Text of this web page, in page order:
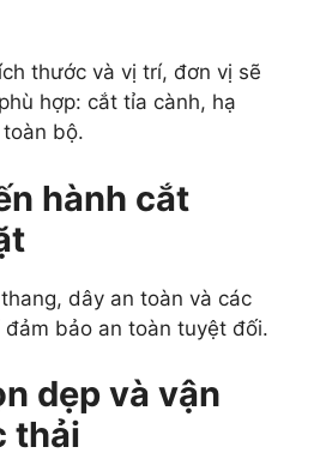
thước và vị trí, đơn vị sẽ
hợp: cắt tỉa cành, hạ
bộ.
hành cắt
dây an toàn và các
bảo an toàn tuyệt đối.
dẹp và vận
thải